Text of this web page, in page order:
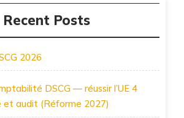
Recent Posts
2026
DSCG — réussir l’UE 4
et audit (Réforme 2027)